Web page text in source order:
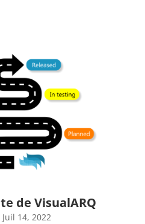
de VisualARQ
Juil 14, 2022